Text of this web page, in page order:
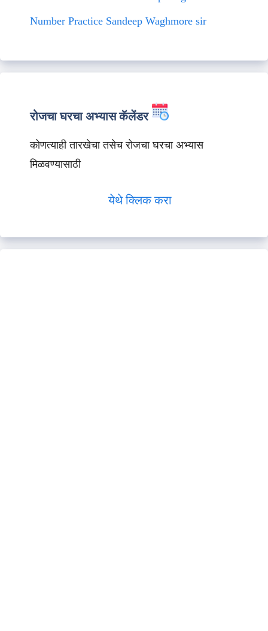
Number Practice Sandeep Waghmore sir
रोजचा घरचा अभ्यास कॅलेंडर
कोणत्याही तारखेचा तसेच रोजचा घरचा अभ्यास
मिळवण्यासाठी
येथे क्लिक करा